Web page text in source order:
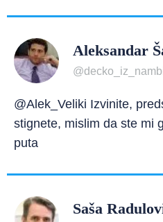
Aleksandar
@Alek_Veliki Izvinite,
stignete, mislim da ste mi
puta
Saša